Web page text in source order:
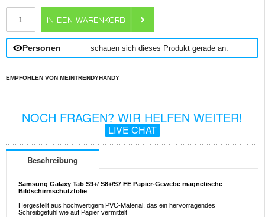
Personen schauen sich dieses Produkt gerade an.
EMPFOHLEN VON MEINTRENDYHANDY
NOCH FRAGEN? WIR HELFEN WEITER!
LIVE CHAT
Beschreibung
Samsung Galaxy Tab S9+/ S8+/S7 FE Papier-Gewebe magnetische
Bildschirmschutzfolie
Hergestellt aus hochwertigem PVC-Material, das ein hervorragendes
Schreibgefühl wie auf Papier vermittelt